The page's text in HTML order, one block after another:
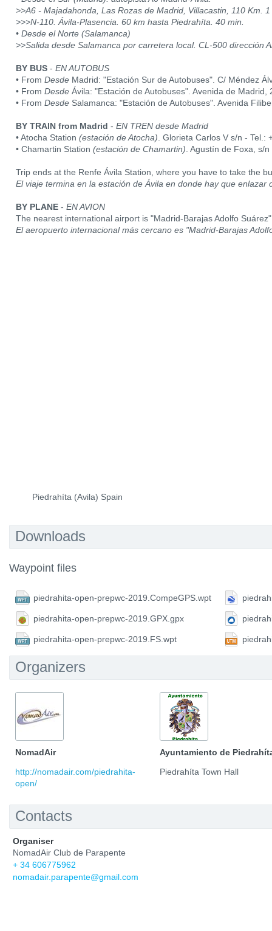
>>A6 - Majadahonda, Las Rozas de Madrid, Villacastin, 110 Km. 1
>>>N-110. Ávila-Plasencia. 60 km hasta Piedrahíta. 40 min.
• Desde el Norte (Salamanca)
>>Salida desde Salamanca por carretera local. CL-500 dirección
BY BUS - EN AUTOBUS
• From Desde Madrid: "Estación Sur de Autobuses". C/ Méndez
• From Desde Ávila: "Estación de Autobuses". Avenida de Madrid,
• From Desde Salamanca: "Estación de Autobuses". Avenida
BY TRAIN from Madrid - EN TREN desde Madrid
• Atocha Station (estación de Atocha) . Glorieta Carlos V s/n - Tel.:
• Chamartin Station (estación de Chamartin) . Agustín de Foxa, s/
Trip ends at the Renfe Ávila Station, where you have to take the
El viaje termina en la estación de Ávila en donde hay que enlazar
BY PLANE - EN AVION
The nearest international airport is "Madrid-Barajas Adolfo Suárez"
El aeropuerto internacional más cercano es "Madrid-Barajas
Piedrahíta (Avila) Spain
Downloads
Waypoint files
piedrahita-open-prepwc-2019.CompeGPS.wpt
piedrahita-open-prepwc-2019.GPX.gpx
piedrahita-open-prepwc-2019.FS.wpt
Organizers
NomadAir
http://nomadair.com/piedrahita-
open/
Ayuntamiento de
Piedrahíta Town Hall
Contacts
Organiser
NomadAir Club de Parapente
+ 34 606775962
nomadair.parapente@gmail.com